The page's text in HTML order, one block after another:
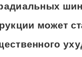
может